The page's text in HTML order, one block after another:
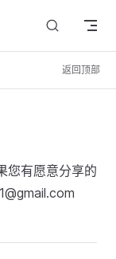
返回顶部
您有愿意分享的